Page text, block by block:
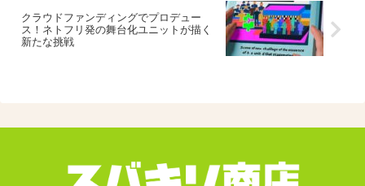
クラウドファンディングでプロデュー
ス！ネトフリ発の舞台化ユニットが描く
新たな挑戦